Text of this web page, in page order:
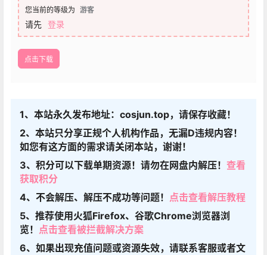
您当前的等级为 游客
请先 登录
点击下载
1、本站永久发布地址：cosjun.top，请保存收藏！
2、本站只分享正规个人机构作品，无漏D违规内容！
如您有这方面的需求请关闭本站，谢谢！
3、积分可以下载单期资源！请勿在网盘内解压！ 查看
获取积分
4、不会解压、解压不成功等问题！ 点击查看解压教程
5、推荐使用火狐Firefox、谷歌Chrome浏览器浏
览！ 点击查看被拦截解决方案
6、如果出现充值问题或资源失效，请联系客服或者文